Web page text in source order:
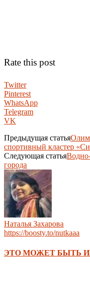
Rate this post
Twitter
Pinterest
WhatsApp
Telegram
VK
Предыдущая статья
спортивный кластер
Следующая статья
города
Наталья Захарова
https://boosty.to/nutkaaa
ЭТО МОЖЕТ БЫТЬ